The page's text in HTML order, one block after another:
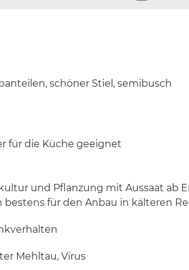
schöner Stiel, semibusch
für die Küche geeignet
und Pflanzung mit Aussaat ab
bestens für den Anbau in kälteren
Mehltau, Virus